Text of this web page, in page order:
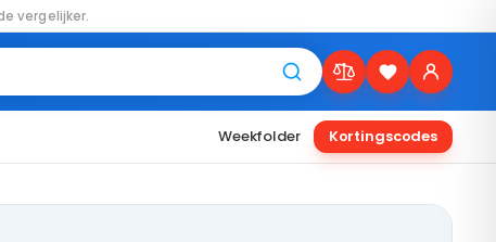
vergelijker.
Weekfolder Kortingscodes